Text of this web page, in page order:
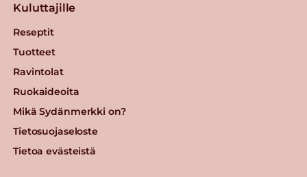
Kuluttajille
Reseptit
Tuotteet
Ravintolat
Ruokaideoita
Mikä Sydänmerkki on?
Tietosuojaseloste
Tietoa evästeistä